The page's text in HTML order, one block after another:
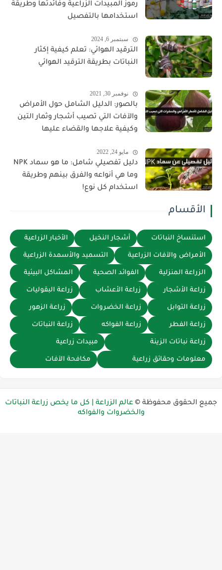
رموز المبيدات الزراعية وفائدتها وطريقة
استخدامها بالتفصيل
سبتمبر 6, 2024
الترقيد الهوائي: تعلم كيفية إكثار
النباتات بطريقة الترقيد الهوائي
نوفمبر 30, 2021
بالصور: الدليل الشامل حول الأمراض
والآفات التي تصيب أشجار وثمار التين
وكيفية علاجها والقضاء عليها
مايو 24, 2022
دليل تفصيلي شامل: ما هو سماد NPK
وما هي أنواعه والفرق بينهم وطريقة
استخدام كل نوع!
الأقسام
استنساخ النباتات أشجار النخيل الأخبار الزراعية
الأمراض والآفات الزراعية التسميد والأسمدة الزراعية
الزراعة المنزلية الفوائد الصحية المشاكل البيئية
زراعة الأشجار زراعة الأعشاب زراعة البقوليات
زراعة التوابل زراعة الخضروات زراعة الزهور
زراعة الفطر زراعة الفواكه زراعة النباتات
زراعة نباتات الزينة مبيدات زراعية
معلومات وحقائق زراعية مكافحة الآفات
الحقوق محفوظة © عالم الزراعة | كل ما يخص زراعة النباتات
والخضروات والفواكه